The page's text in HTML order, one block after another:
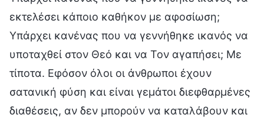
εκτελέσει κάποιο καθήκον με αφοσίωση;
Υπάρχει κανένας που να γεννήθηκε ικανός να
υποταχθεί στον Θεό και να Τον αγαπήσει; Με
τίποτα. Εφόσον όλοι οι άνθρωποι έχουν
σατανική φύση και είναι γεμάτοι διεφθαρμένες
διαθέσεις, αν δεν μπορούν να καταλάβουν και